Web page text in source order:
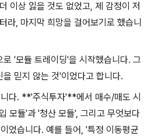
이상 잃을 것도 없었고, 제 감정이 저
라, 마지막 희망을 걸어보기로 했습니
로 '모듈 트레이딩'을 시작했습니다. 그
믿지 않는 것'이었다고 합니다.
다. **'주식투자'**에서 매수/매도 시
모듈'과 '청산 모듈', 그리고 무엇보다
었습니다. 예를 들어, '특정 이동평균